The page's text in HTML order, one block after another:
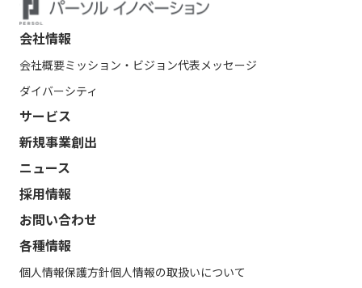
会社情報
会社概要ミッション・ビジョン代表メッセージ
ダイバーシティ
サービス
新規事業創出
ニュース
採用情報
お問い合わせ
各種情報
個人情報保護方針個人情報の取扱いについて